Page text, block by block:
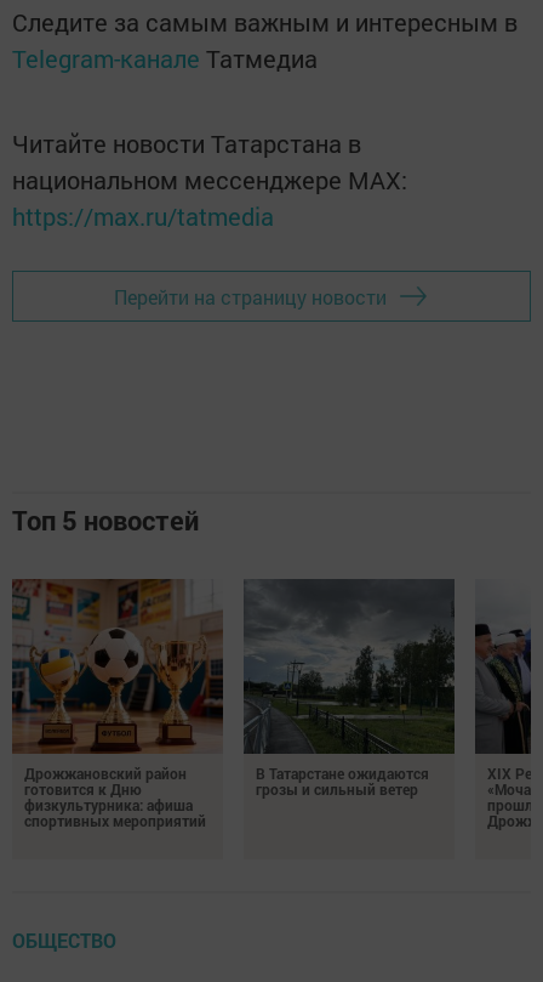
Следите за самым важным и интересным в
Telegram-канале Татмедиа
Читайте новости Татарстана в
национальном мессенджере MАХ:
https://max.ru/tatmedia
Перейти на страницу новости
Топ 5 новостей
Дрожжановский район
готовится к Дню
физкультурника: афиша
спортивных мероприятий
В Татарстане ожидаются
грозы и сильный ветер
XIX
ОБЩЕСТВО